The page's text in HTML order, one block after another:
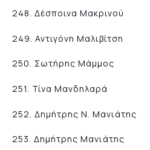
248. Δέσποινα Μακρινού
249. Αντιγόνη Μαλιβίτση
250. Σωτήρης Μάμμος
251. Τίνα Μανδηλαρά
252. Δημήτρης Ν. Μανιάτης
253. Δημήτρης Μανιάτης